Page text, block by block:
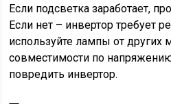
Если подсветка заработает,
Если нет – инвертор требует
используйте лампы от других
совместимости по
повредить инвертор.